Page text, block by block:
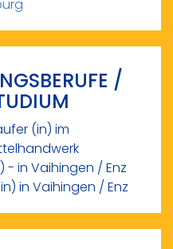
/
(in) im
- in Vaihingen / Enz
in Vaihingen / Enz